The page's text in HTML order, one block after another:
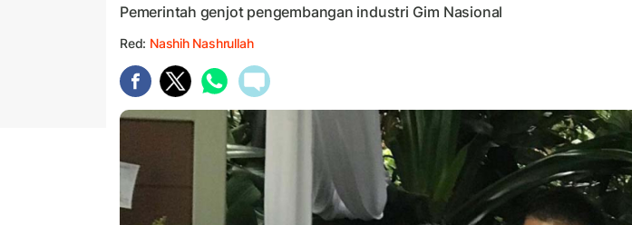
Pemerintah genjot pengembangan industri Gim Nasional
Red: Nashih Nashrullah